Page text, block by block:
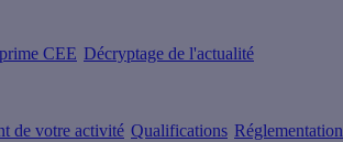
CEE Décryptage de l'actualité
de votre activité Qualifications Réglementation